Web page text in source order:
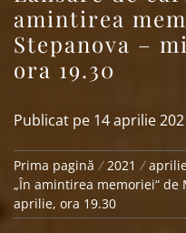
amintirea
Stepanova –
ora 19.30
Publicat pe 14 aprilie
Prima pagină 2021
„În amintirea memoriei“ de
aprilie, ora 19.30